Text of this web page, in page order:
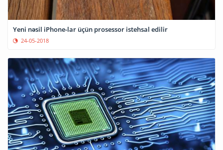
Yeni nəsil iPhone-lar üçün prosessor istehsal edilir
24-05-2018